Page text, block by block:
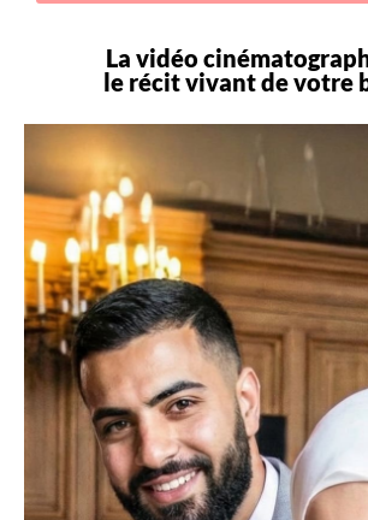
La vidéo
le récit vivant de votre